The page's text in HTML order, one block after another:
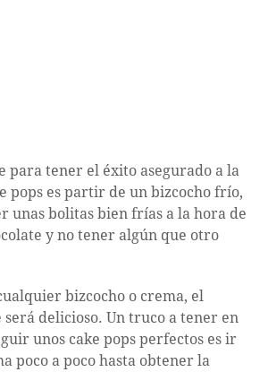
para tener el éxito asegurado a la
pops es partir de un bizcocho frío,
unas bolitas bien frías a la hora de
y no tener algún que otro
bizcocho o crema, el
delicioso. Un truco a tener en
unos cake pops perfectos es ir
poco a poco hasta obtener la